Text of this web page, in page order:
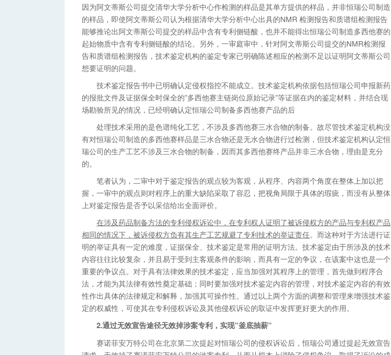
因为阿文蒂斯公司提交清华大学分析中心作检测的样品是其单方提供的样品，并非恒瑞公司制造
的样品，即使阿文蒂斯公司认为根据清华大学分析中心出具的NMR 检测报告和质谱组检测报告
能够推论出阿文蒂斯公司提交的样品中含有专利侧链酸，也并不能得出恒瑞公司制造多西他赛的
起始物质中含有专利侧链酸的结论。另外，一审庭审中，针对阿文蒂斯公司提交的NMR检测报
告和质谱组检测报告，技术鉴定机构的鉴定专家已明确陈述相应的检测不足以证明阿文蒂斯公司
想要证明的问题。
技术鉴定报告书中已明确认定侵权指控不能成立。技术鉴定机构依据包括恒瑞公司申报新药
的报批文件及证据保全时保全的”多西他赛主链岗位原始记录”等证据在内的鉴定材料，并结合现
场勘验所见的情况，已经明确认定恒瑞公司制备多西他赛产品的后
处理技术采用的是色谱纯化工艺，不涉及多西他赛三水合物的制备。故尽管技术鉴定机构没
有对恒瑞公司制造的多西他赛样品是三水合物还是无水合物进行过检测，但技术鉴定机构认定恒
瑞公司的生产工艺不涉及三水合物的制备，因而其多西他赛终产品并非三水合物，理由是充分
的。
笔者认为，二审中对于鉴定报告的观点较为客观，从程序、内容两个角度在整体上加以把
握，一审中的观点则对程序上的重大缺陷采取了容忍，把视角局限于具体的瑕疵，而没有从整体
上对鉴定报告是否予以采信给出全面评价。
在涉及药品制备方法的专利侵权诉讼中，在专利权人证明了被诉侵权方的产品与专利权产品
相同的情况下，被诉侵权方负有其生产工艺规避了专利技术的举证责任。而这种对于方法进行证
明的举证具有一定的难度，证据保全、技术鉴定是常用的证明方法。技术鉴定由于所涉及的技术
内容往往比较复杂，并且易于受到主客观条件的影响，而具有一定的争议，在该案中这也是一个
重要的争议点。对于具有法律效果的技术鉴定，应当加强对其程序上的管理，首先做到程序合
法，才能为其法律有效性奠定基础；同时要加强对技术鉴定内容的管理，对技术鉴定内容的有效
性作出具体的法律规定和解释，加强其可操作性。通过以上两个方面的调整和管理来增强技术鉴
定的权威性，可使其在专利侵权诉讼及其他侵权诉讼的取证中发挥更好更大的作用。
2.通过无效宣告途径无效掉涉案专利，实现”釜底抽薪”
赛诺菲安万特公司在北京第二次提起对恒瑞公司的侵权诉讼后，恒瑞公司通过提起无效宣告